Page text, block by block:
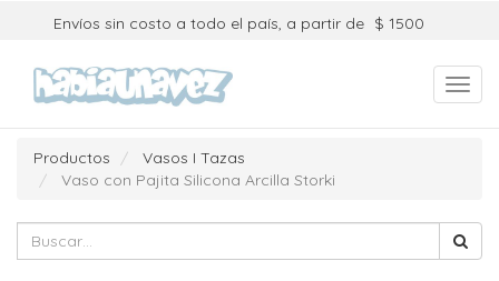
Envíos sin costo a todo el país, a partir de $ 1500
Productos
Vasos I Tazas
Vaso con Pajita Silicona Arcilla Storki